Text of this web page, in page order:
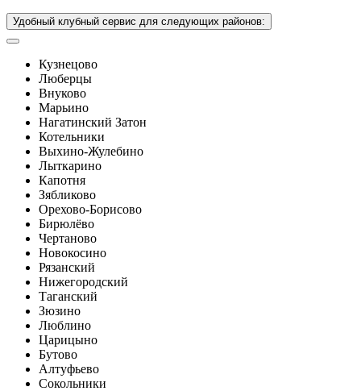
Удобный клубный сервис для следующих районов:
Кузнецово
Люберцы
Внуково
Марьино
Нагатинский Затон
Котельники
Выхино-Жулебино
Лыткарино
Капотня
Зябликово
Орехово-Борисово
Бирюлёво
Чертаново
Новокосино
Рязанский
Нижегородский
Таганский
Зюзино
Люблино
Царицыно
Бутово
Алтуфьево
Сокольники